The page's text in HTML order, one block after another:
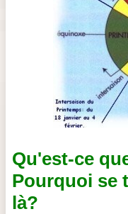
Qu'est-ce
Pourquoi se
là?